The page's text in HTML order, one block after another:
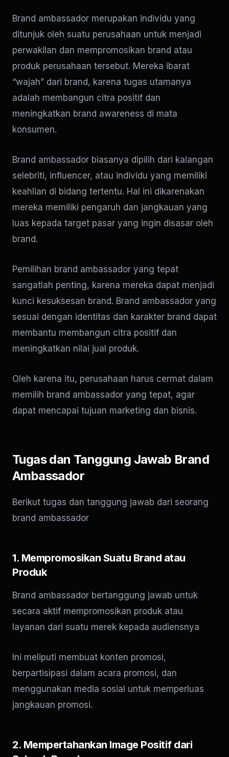
Brand ambassador merupakan individu yang
ditunjuk oleh suatu perusahaan untuk menjadi
perwakilan dan mempromosikan brand atau
produk perusahaan tersebut. Mereka ibarat
“wajah” dari brand, karena tugas utamanya
adalah membangun citra positif dan
meningkatkan brand awareness di mata
konsumen.
Brand ambassador biasanya dipilih dari kalangan
selebriti, influencer, atau individu yang memiliki
keahlian di bidang tertentu. Hal ini dikarenakan
mereka memiliki pengaruh dan jangkauan yang
luas kepada target pasar yang ingin disasar oleh
brand.
Pemilihan brand ambassador yang tepat
sangatlah penting, karena mereka dapat menjadi
kunci kesuksesan brand. Brand ambassador yang
sesuai dengan identitas dan karakter brand dapat
membantu membangun citra positif dan
meningkatkan nilai jual produk.
Oleh karena itu, perusahaan harus cermat dalam
memilih brand ambassador yang tepat, agar
dapat mencapai tujuan marketing dan bisnis.
Tugas dan Tanggung Jawab Brand
Ambassador
Berikut tugas dan tanggung jawab dari seorang
brand ambassador
1. Mempromosikan Suatu Brand atau
Produk
Brand ambassador bertanggung jawab untuk
secara aktif mempromosikan produk atau
layanan dari suatu merek kepada audiensnya
Ini meliputi membuat konten promosi,
berpartisipasi dalam acara promosi, dan
menggunakan media sosial untuk memperluas
jangkauan promosi.
2. Mempertahankan Image Positif dari